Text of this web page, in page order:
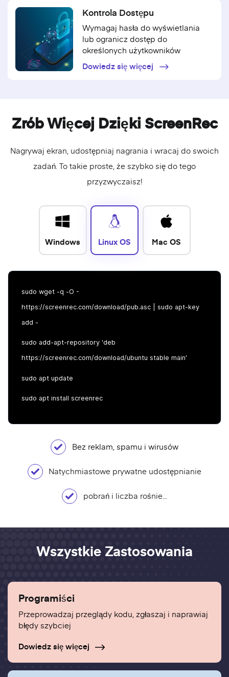
Kontrola Dostępu
Wymagaj hasła do wyświetlania
lub ogranicz dostęp do
określonych użytkowników
Dowiedz się więcej
Zrób Więcej Dzięki ScreenRec
Nagrywaj ekran , udostępniaj nagrania i wracaj do swoich
zadań. To takie proste, że szybko się do tego
przyzwyczaisz!
Windows Linux OS Mac OS
sudo wget -q -O -
https://screenrec.com/download/pub.asc | sudo apt-key
add -
sudo add-apt-repository 'deb
https://screenrec.com/download/ubuntu stable main'
sudo apt update
sudo apt install screenrec
Bez reklam, spamu i wirusów
Natychmiastowe prywatne udostępnianie
pobrań i liczba rośnie...
Wszystkie Zastosowania
Programiści
Przeprowadzaj przeglądy kodu, zgłaszaj i naprawiaj
błędy szybciej
Dowiedz się więcej